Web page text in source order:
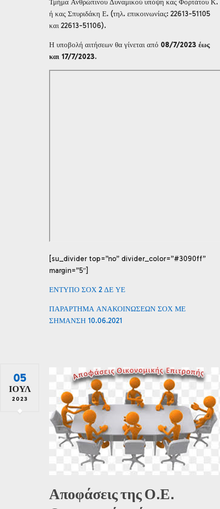
Τμήμα Ανθρώπινου Δυναμικού υπόψη κας Φορτάτου Κ.
ή κας Σπυριδάκη Ε. (τηλ. επικοινωνίας: 22613-51105
και 22613-51106).
Η υποβολή αιτήσεων θα γίνεται από 08/7/2023 έως
και 17/7/2023.
[su_divider top=”no” divider_color=”#3090ff”
margin=”5″]
ΕΝΤΥΠΟ ΣΟΧ 2 ΔΕ ΥΕ
ΠΑΡΑΡΤΗΜΑ ΑΝΑΚΟΙΝΩΣΕΩΝ ΣΟΧ ΜΕ
ΣΗΜΑΝΣΗ 10.06.2021
05
ΙΟΎΛ
2023
Αποφάσεις της Ο.Ε.